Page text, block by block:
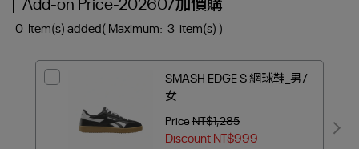
0 Item(s) added( Maximum: 3 item(s) )
SMASH EDGE S 網球鞋_男/
女
Price NT$1,285
DiscountNT$999